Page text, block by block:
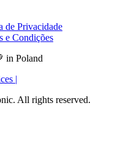
de Privacidade
e Condições
in Poland
All rights reserved.